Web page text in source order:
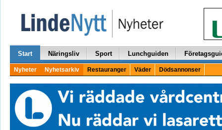
Start Näringsliv Sport Lunchguiden
Nyheter Nyhetsarkiv Restauranger Väder Dödsannonser